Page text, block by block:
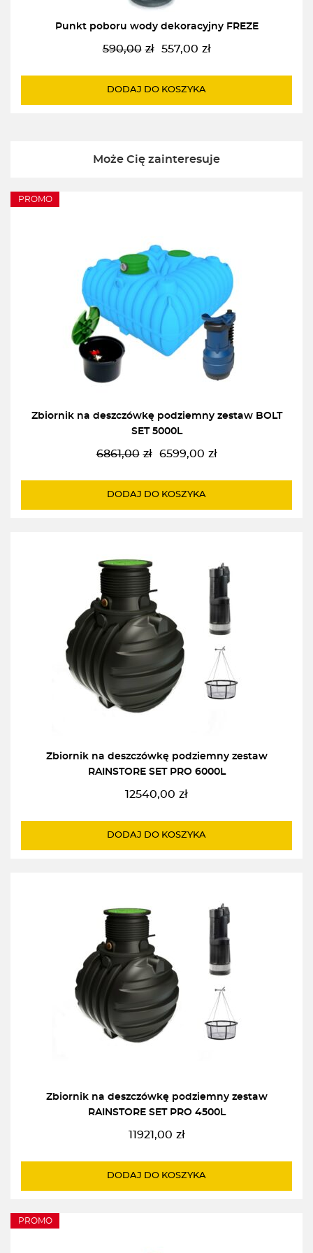
Punkt poboru wody dekoracyjny FREZE
590,00 zł
Pierwotna
wynosiła:
557,00 zł
Aktualna
wynosi:
DODAJ DO KOSZYKA
Może Cię zainteresuje
PROMO
Zbiornik na deszczówkę podziemny zestaw BOLT
SET 5000L
6861,00 zł
Pierwotna
wynosiła:
6599,00 zł
Aktualna
wynosi:
DODAJ DO KOSZYKA
Zbiornik na deszczówkę podziemny zestaw
RAINSTORE SET PRO 6000L
12540,00 zł
DODAJ DO KOSZYKA
Zbiornik na deszczówkę podziemny zestaw
RAINSTORE SET PRO 4500L
11921,00 zł
DODAJ DO KOSZYKA
PROMO